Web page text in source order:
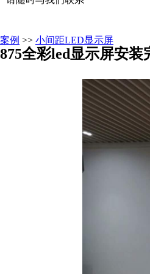
例 >> 小间距LED显示屏
全彩led显示屏安装